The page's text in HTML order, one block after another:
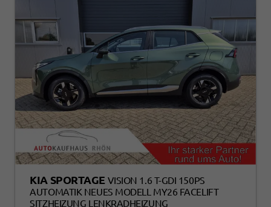
KIA SPORTAGE VISION 1.6 T-GDI 150PS
AUTOMATIK NEUES MODELL MY26 FACELIFT
SITZHEIZUNG LENKRADHEIZUNG